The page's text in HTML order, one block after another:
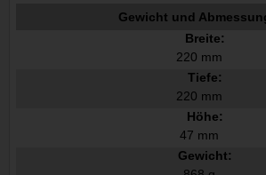
Gewicht und
Breite:
220 mm
Tiefe:
220 mm
Höhe:
47 mm
Gewicht: